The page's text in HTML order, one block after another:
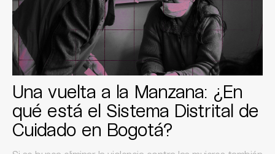
Una vuelta a la Manzana: ¿En
qué está el Sistema Distrital de
Cuidado en Bogotá?